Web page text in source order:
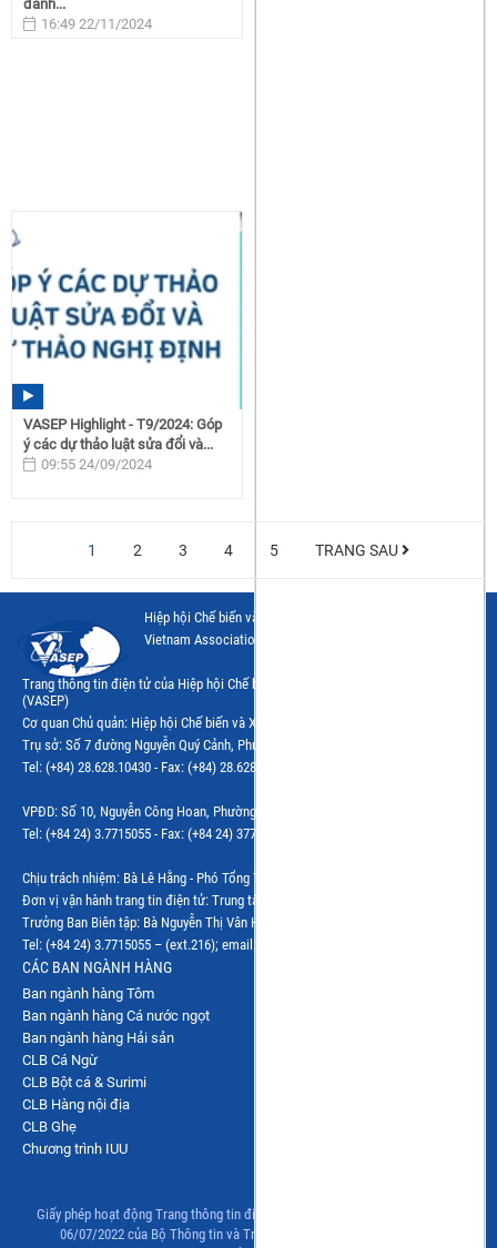
đánh...
16:49 22/11/2024
VASEP Highlight - T9/2024: Góp
ý các dự thảo luật sửa đổi và...
09:55 24/09/2024
1 2 3 4 5 TRANG SAU
Hiệp hội Chế biến và Xuất khẩu Thuỷ sản Việt Nam
Vietnam Association of Seafood Exporters and Producers
Trang thông tin điện tử của Hiệp hội Chế biến và Xuất khẩu Thủy sản Việt Nam
(VASEP)
Cơ quan Chủ quản: Hiệp hội Chế biến và Xuất khẩu Thủy sản Việt Nam (VASEP)
Trụ sở: Số 7 đường Nguyễn Quý Cảnh, Phường Bình Trưng, Tp.Hồ Chí Minh
Tel: (+84) 28.628.10430 - Fax: (+84) 28.628.10437 - Email: vphcm@vasep.com.vn
VPĐD: Số 10, Nguyễn Công Hoan, Phường Giảng Võ, Hà Nội
Tel: (+84 24) 3.7715055 - Fax: (+84 24) 37715084 - Email: vasephn@vasep.com.vn
Chịu trách nhiệm: Bà Lê Hằng - Phó Tổng Thư ký Hiệp hội
Đơn vị vận hành trang tin điện tử: Trung tâm VASEP.PRO
Trưởng Ban Biên tập: Bà Nguyễn Thị Vân Hà
Tel: (+84 24) 3.7715055 – (ext.216); email: vanha@vasep.com.vn
CÁC BAN NGÀNH HÀNG
Ban ngành hàng Tôm
Ban ngành hàng Cá nước ngọt
Ban ngành hàng Hải sản
CLB Cá Ngừ
CLB Bột cá & Surimi
CLB Hàng nội địa
CLB Ghẹ
Chương trình IUU
Giấy phép hoạt động Trang thông tin điện tử tổng hợp số 83/GP-TTĐT, ngày
06/07/2022 của Bộ Thông tin và Truyền thông. Đề nghị ghi rõ nguồn